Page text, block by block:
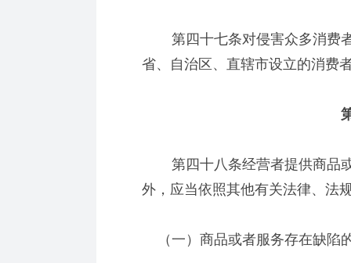
第四十七条对侵害众多消费者
省、自治区、直辖市设立的消费
第
第四十八条经营者提供商品或
外，应当依照其他有关法律、法
（一）商品或者服务存在缺陷